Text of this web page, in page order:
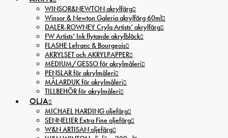
WINSOR&NEWTON akrylfärg
Winsor & Newton Galeria akrylfärg 60ml
DALER-ROWNEY Cryla Artists’ akrylfärg
FW Artists’ Ink flytande akrylbläck
FLASHE Lefranc & Bourgeois
AKRYLSET och AKRYLPAPPER
MEDIUM/GESSO för akrylmåleri
PENSLAR för akrylmåleri
MÅLARDUK för akrylmåleri
TILLBEHÖR för akrylmåleri
OLJA
MICHAEL HARDING oljefärg
SENNELIER Extra Fine oljefärg
W&N ARTISAN oljefärg